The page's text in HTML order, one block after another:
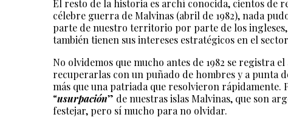
El resto de la historia es archí conocida, cientos de
célebre guerra de Malvinas (abril de 1982), nada
parte de nuestro territorio por parte de los
también tienen sus intereses estratégicos en el
No olvidemos que mucho antes de 1982 se registra
recuperarlas con un puñado de hombres y a punta
más que una patriada que resolvieron rápidamente.
“usurpación” de nuestras islas Malvinas, que son
festejar, pero sí mucho para no olvidar.